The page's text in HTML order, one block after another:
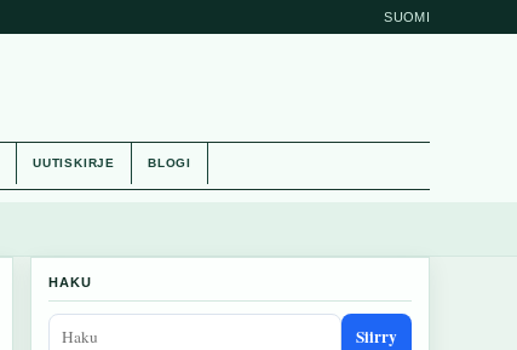
SUOMI
UUTISKIRJE BLOGI
HAKU
Siirry